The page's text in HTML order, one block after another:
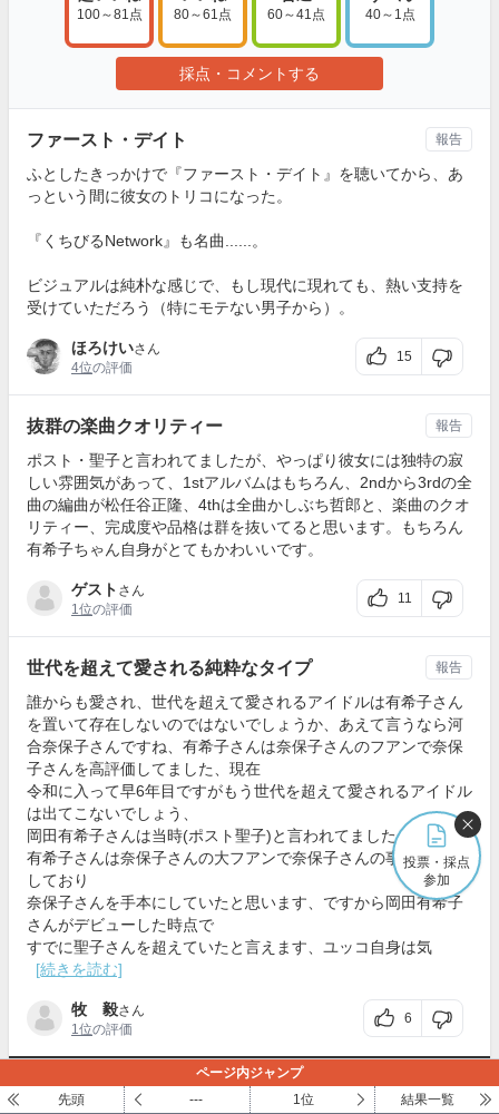
100～81点 80～61点 60～41点 40～1点
採点・コメントする
ファースト・デイト
ふとしたきっかけで『ファースト・デイト』を聴いてから、あ
っという間に彼女のトリコになった。
『くちびるNetwork』も名曲......。
ビジュアルは純朴な感じで、もし現代に現れても、熱い支持を
受けていただろう（特にモテない男子から）。
ほろけいさん
4位の評価
15
報告
抜群の楽曲クオリティー
ポスト・聖子と言われてましたが、やっぱり彼女には独特の寂
しい雰囲気があって、1stアルバムはもちろん、2ndから3rdの全
曲の編曲が松任谷正隆、4thは全曲かしぶち哲郎と、楽曲のクオ
リティー、完成度や品格は群を抜いてると思います。もちろん
有希子ちゃん自身がとてもかわいいです。
ゲスト さん
1位の評価
11
報告
世代を超えて愛される純粋なタイプ
誰からも愛され、世代を超えて愛されるアイドルは有希子さん
を置いて存在しないのではないでしょうか、あえて言うなら河
合奈保子さんですね、有希子さんは奈保子さんのフアンで奈保
子さんを高評価してました、現在
令和に入って早6年目ですがもう世代を超えて愛されるアイドル
は出てこないでしょう、
岡田有希子さんは当時(ポスト聖子)と言われてましたが、岡田
有希子さんは奈保子さんの大フアンで奈保子さんの事を高評価
しており
奈保子さんを手本にしていたと思います、ですから岡田有希子
さんがデビューした時点で
すでに聖子さんを超えていたと言えます、ユッコ自身は気
[続きを読む]
牧 毅さん
1位の評価
6
報告
コメントをもっと読む
投票・採点
参加
ページ内ジャンプ
先頭
--- 1位 結果一覧